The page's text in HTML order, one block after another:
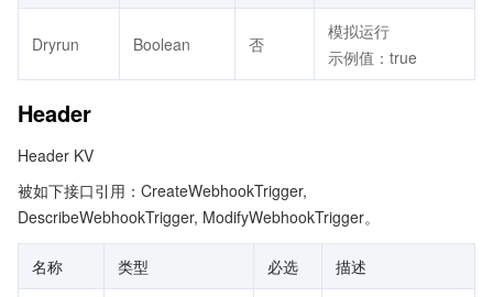
Dryrun Boolean 否
模拟运行
示例值：true
Header
Header KV
被如下接口引用：CreateWebhookTrigger,
DescribeWebhookTrigger, ModifyWebhookTrigger。
名称 类型 必选 描述